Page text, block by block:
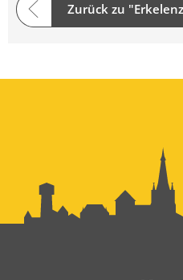
Zurück zu